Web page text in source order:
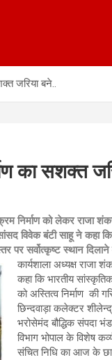
जरिया बने..
का सशक्त
निर्माण को लेकर राजा
विवेक बंटी साहू ने कहा कि
पर सर्वोत्कृष्ट स्थान
कार्यशाला अध्यक्ष राजा
कहा कि भारतीय
को अस्तित्व निर्माण की
छिन्दवाड़ा कलेक्टर
भरोसेमंद बौद्धिक संपदा
विभाग भोपाल के विशेष
संचित निधि का आज के